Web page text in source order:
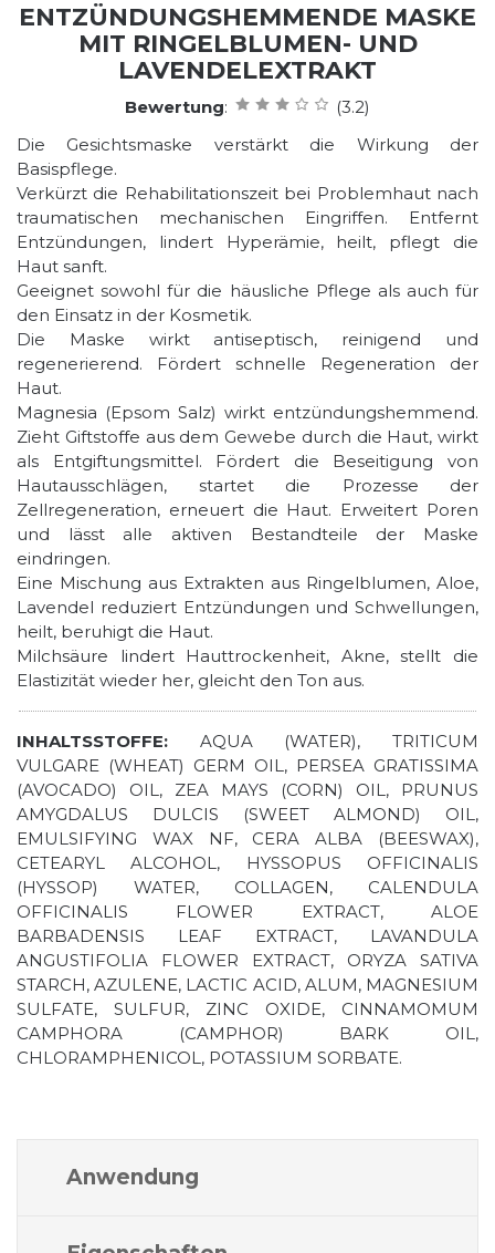
ENTZÜNDUNGSHEMMENDE MASKE
MIT RINGELBLUMEN- UND
LAVENDELEXTRAKT
Bewertung:
(3.2)
Die Gesichtsmaske verstärkt die Wirkung der
Basispflege.
Verkürzt die Rehabilitationszeit bei Problemhaut nach
traumatischen mechanischen Eingriffen. Entfernt
Entzündungen, lindert Hyperämie, heilt, pflegt die
Haut sanft.
Geeignet sowohl für die häusliche Pflege als auch für
den Einsatz in der Kosmetik.
Die Maske wirkt antiseptisch, reinigend und
regenerierend. Fördert schnelle Regeneration der
Haut.
Magnesia (Epsom Salz) wirkt entzündungshemmend.
Zieht Giftstoffe aus dem Gewebe durch die Haut, wirkt
als Entgiftungsmittel. Fördert die Beseitigung von
Hautausschlägen, startet die Prozesse der
Zellregeneration, erneuert die Haut. Erweitert Poren
und lässt alle aktiven Bestandteile der Maske
eindringen.
Eine Mischung aus Extrakten aus Ringelblumen, Aloe,
Lavendel reduziert Entzündungen und Schwellungen,
heilt, beruhigt die Haut.
Milchsäure lindert Hauttrockenheit, Akne, stellt die
Elastizität wieder her, gleicht den Ton aus.
INHALTSSTOFFE: AQUA (WATER), TRITICUM
VULGARE (WHEAT) GERM OIL, PERSEA GRATISSIMA
(AVOCADO) OIL, ZEA MAYS (CORN) OIL, PRUNUS
AMYGDALUS DULCIS (SWEET ALMOND) OIL,
EMULSIFYING WAX NF, CERA ALBA (BEESWAX),
CETEARYL ALCOHOL, HYSSOPUS OFFICINALIS
(HYSSOP) WATER, COLLAGEN, CALENDULA
OFFICINALIS FLOWER EXTRACT, ALOE
BARBADENSIS LEAF EXTRACT, LAVANDULA
ANGUSTIFOLIA FLOWER EXTRACT, ORYZA SATIVA
STARCH, AZULENE, LACTIC ACID, ALUM, MAGNESIUM
SULFATE, SULFUR, ZINC OXIDE, CINNAMOMUM
CAMPHORA (CAMPHOR) BARK OIL,
CHLORAMPHENICOL, POTASSIUM SORBATE.
Anwendung